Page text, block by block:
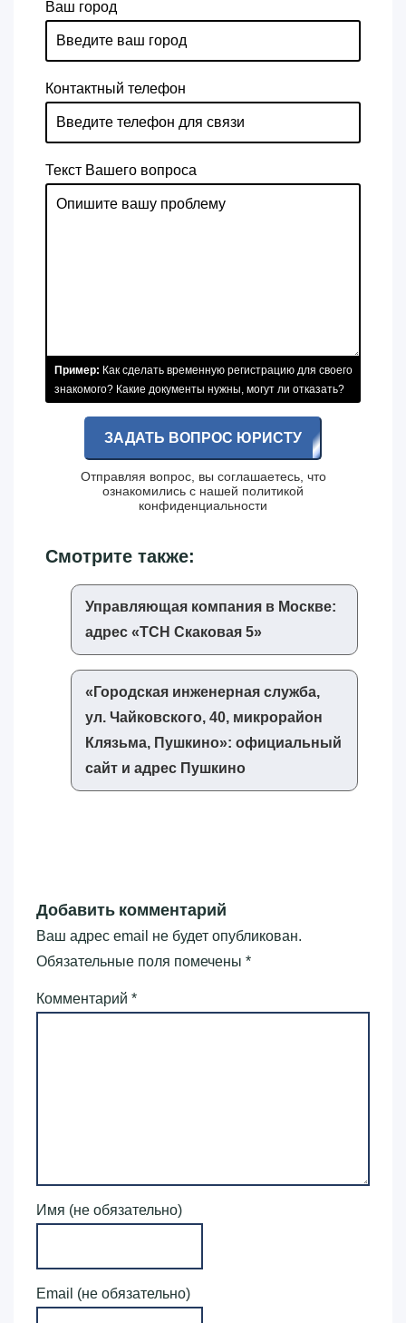
Ваш город
Контактный телефон
Текст Вашего вопроса
Пример: Как сделать временную регистрацию для своего
знакомого? Какие документы нужны, могут ли отказать?
ЗАДАТЬ ВОПРОС ЮРИСТУ
Отправляя вопрос, вы соглашаетесь, что
ознакомились с нашей политикой
конфиденциальности
Смотрите также:
Управляющая компания в Москве:
адрес «‎ТСН Скаковая 5»‎
«‎Городская инженерная служба,
ул. Чайковского, 40, микрорайон
Клязьма, Пушкино»‎: официальный
сайт и адрес Пушкино
Добавить комментарий
Ваш адрес email не будет опубликован.
Обязательные поля помечены *
Комментарий *
Имя (не обязательно)
Email (не обязательно)